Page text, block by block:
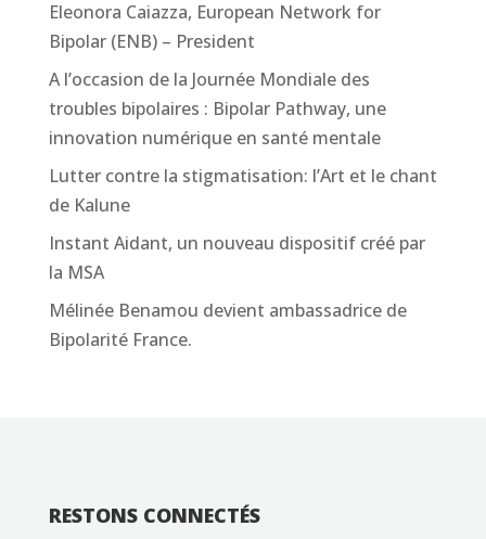
Eleonora Caiazza, European Network for
Bipolar (ENB) – President
A l’occasion de la Journée Mondiale des
troubles bipolaires : Bipolar Pathway, une
innovation numérique en santé mentale
Lutter contre la stigmatisation: l’Art et le chant
de Kalune
Instant Aidant, un nouveau dispositif créé par
la MSA
Mélinée Benamou devient ambassadrice de
Bipolarité France.
RESTONS CONNECTÉS